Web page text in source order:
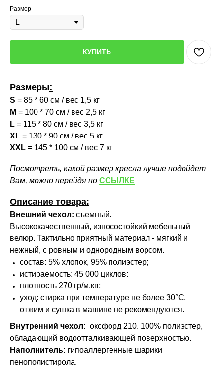
Размер
КУПИТЬ
Размеры:
S = 85 * 60 см / вес 1,5 кг
M = 100 * 70 см / вес 2,5 кг
L = 115 * 80 см / вес 3,5 кг
XL = 130 * 90 см / вес 5 кг
XXL = 145 * 100 см / вес 7 кг
Посмотреть, какой размер кресла лучше подойдет
Вам, можно перейдя по ССЫЛКЕ
Описание товара:
Внешний чехол: съемный.
Высококачественный, износостойкий мебельный
велюр. Тактильно приятный материал - мягкий и
нежный, с ровным и однородным ворсом.
состав: 5% хлопок, 95% полиэстер;
истираемость: 45 000 циклов;
плотность 270 гр/м.кв;
уход: стирка при температуре не более 30°С,
отжим и сушка в машине не рекомендуются.
Внутренний чехол: оксфорд 210. 100% полиэстер,
обладающий водоотталкивающей поверхностью.
Наполнитель: гипоаллергенные шарики
пенополистирола.